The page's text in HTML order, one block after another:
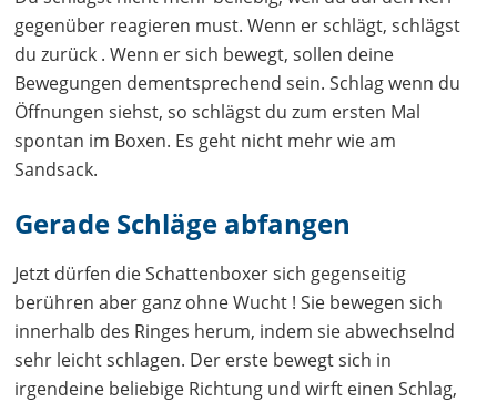
gegenüber reagieren must. Wenn er schlägt, schlägst
du zurück . Wenn er sich bewegt, sollen deine
Bewegungen dementsprechend sein. Schlag wenn du
Öffnungen siehst, so schlägst du zum ersten Mal
spontan im Boxen. Es geht nicht mehr wie am
Sandsack.
Gerade Schläge abfangen
Jetzt dürfen die Schattenboxer sich gegenseitig
berühren aber ganz ohne Wucht ! Sie bewegen sich
innerhalb des Ringes herum, indem sie abwechselnd
sehr leicht schlagen. Der erste bewegt sich in
irgendeine beliebige Richtung und wirft einen Schlag,